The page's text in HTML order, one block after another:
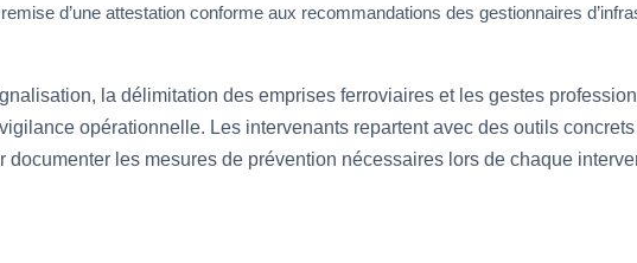
d’une attestation conforme aux recommandations des gestionnaires
la délimitation des emprises ferroviaires et les gestes
opérationnelle. Les intervenants repartent avec des outils
documenter les mesures de prévention nécessaires lors de chaque